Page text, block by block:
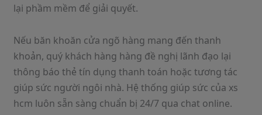
lại phầm mềm để giải quyết.
Nếu băn khoăn cửa ngõ hàng mang đến thanh
khoản, quý khách hàng hàng đề nghị lãnh đạo lại
thông báo thẻ tín dụng thanh toán hoặc tương tác
giúp sức người ngôi nhà. Hệ thống giúp sức của xs
hcm luôn sẵn sàng chuẩn bị 24/7 qua chat online.